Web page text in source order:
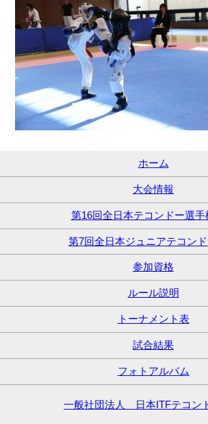
ホーム
大会情報
第16回全日本テコンドー選手
第7回全日本ジュニアテコン
参加資格
ルール説明
トーナメント表
試合結果
フォトアルバム
一般社団法人 日本ITFテコン